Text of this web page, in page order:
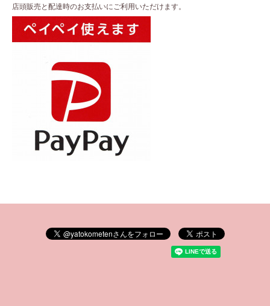
店頭販売と配達時のお支払いにご利用いただけます。